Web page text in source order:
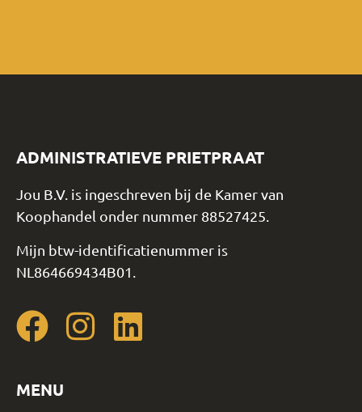
ADMINISTRATIEVE PRIETPRAAT
Jou B.V. is ingeschreven bij de Kamer van
Koophandel onder nummer 88527425.
Mijn btw-identificatienummer is
NL864669434B01.
MENU